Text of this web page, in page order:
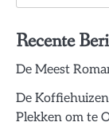
Recente
De Meest
De
Plekken om te